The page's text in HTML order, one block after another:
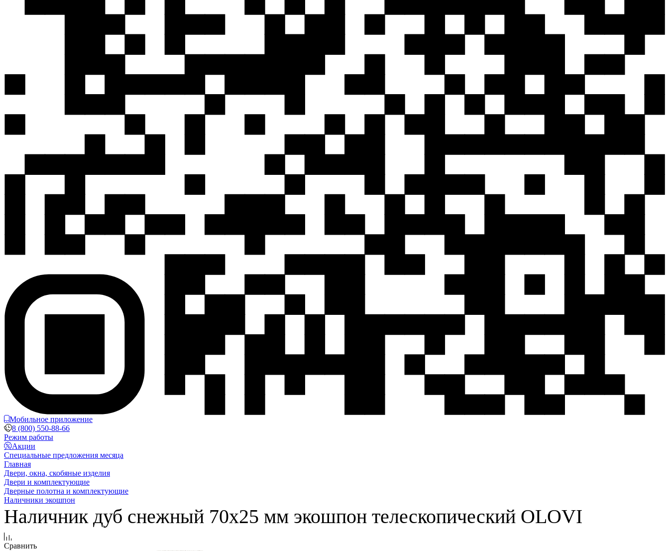
Мобильное приложение
8 (800) 550-88-66
Режим работы
Акции
Специальные предложения месяца
Главная
Двери, окна, скобяные изделия
Двери и комплектующие
Дверные полотна и комплектующие
Наличники экошпон
Наличник дуб снежный 70х25 мм экошпон телескопический OLOVI
Сравнить